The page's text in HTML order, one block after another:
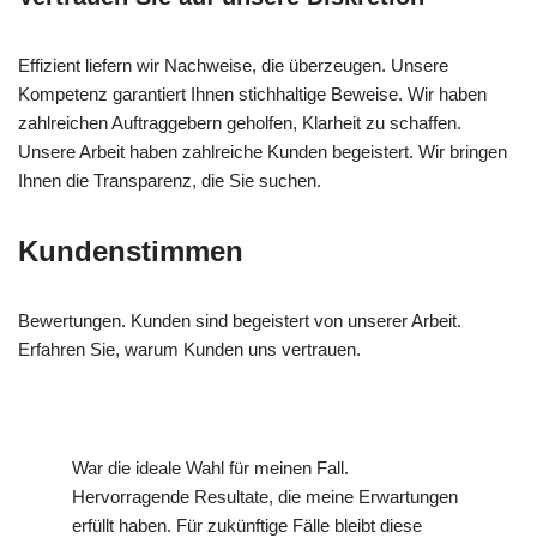
Effizient liefern wir Nachweise, die überzeugen. Unsere
Kompetenz garantiert Ihnen stichhaltige Beweise. Wir haben
zahlreichen Auftraggebern geholfen, Klarheit zu schaffen.
Unsere Arbeit haben zahlreiche Kunden begeistert. Wir bringen
Ihnen die Transparenz, die Sie suchen.
Kundenstimmen
Bewertungen. Kunden sind begeistert von unserer Arbeit.
Erfahren Sie, warum Kunden uns vertrauen.
War die ideale Wahl für meinen Fall.
Hervorragende Resultate, die meine Erwartungen
erfüllt haben. Für zukünftige Fälle bleibt diese